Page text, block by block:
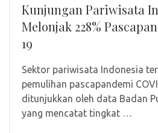
Kunjungan Pariwisata
Melonjak 228%
19
Sektor pariwisata Indonesia
pemulihan pascapandemi
ditunjukkan oleh data Badan
yang mencatat tingkat …